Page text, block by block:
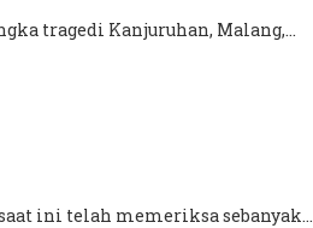
tragedi Kanjuruhan, Malang,...
ini telah memeriksa sebanyak...